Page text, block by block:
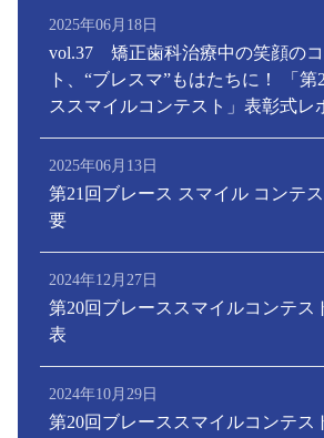
2025年06月18日
vol.37 矯正歯科治療中の笑顔の
ト、“ブレスマ”もはたちに！ 「第
ススマイルコンテスト」表彰式レ
2025年06月13日
第21回ブレース スマイル コンテ
要
2024年12月27日
第20回ブレーススマイルコンテス
表
2024年10月29日
第20回ブレーススマイルコンテス